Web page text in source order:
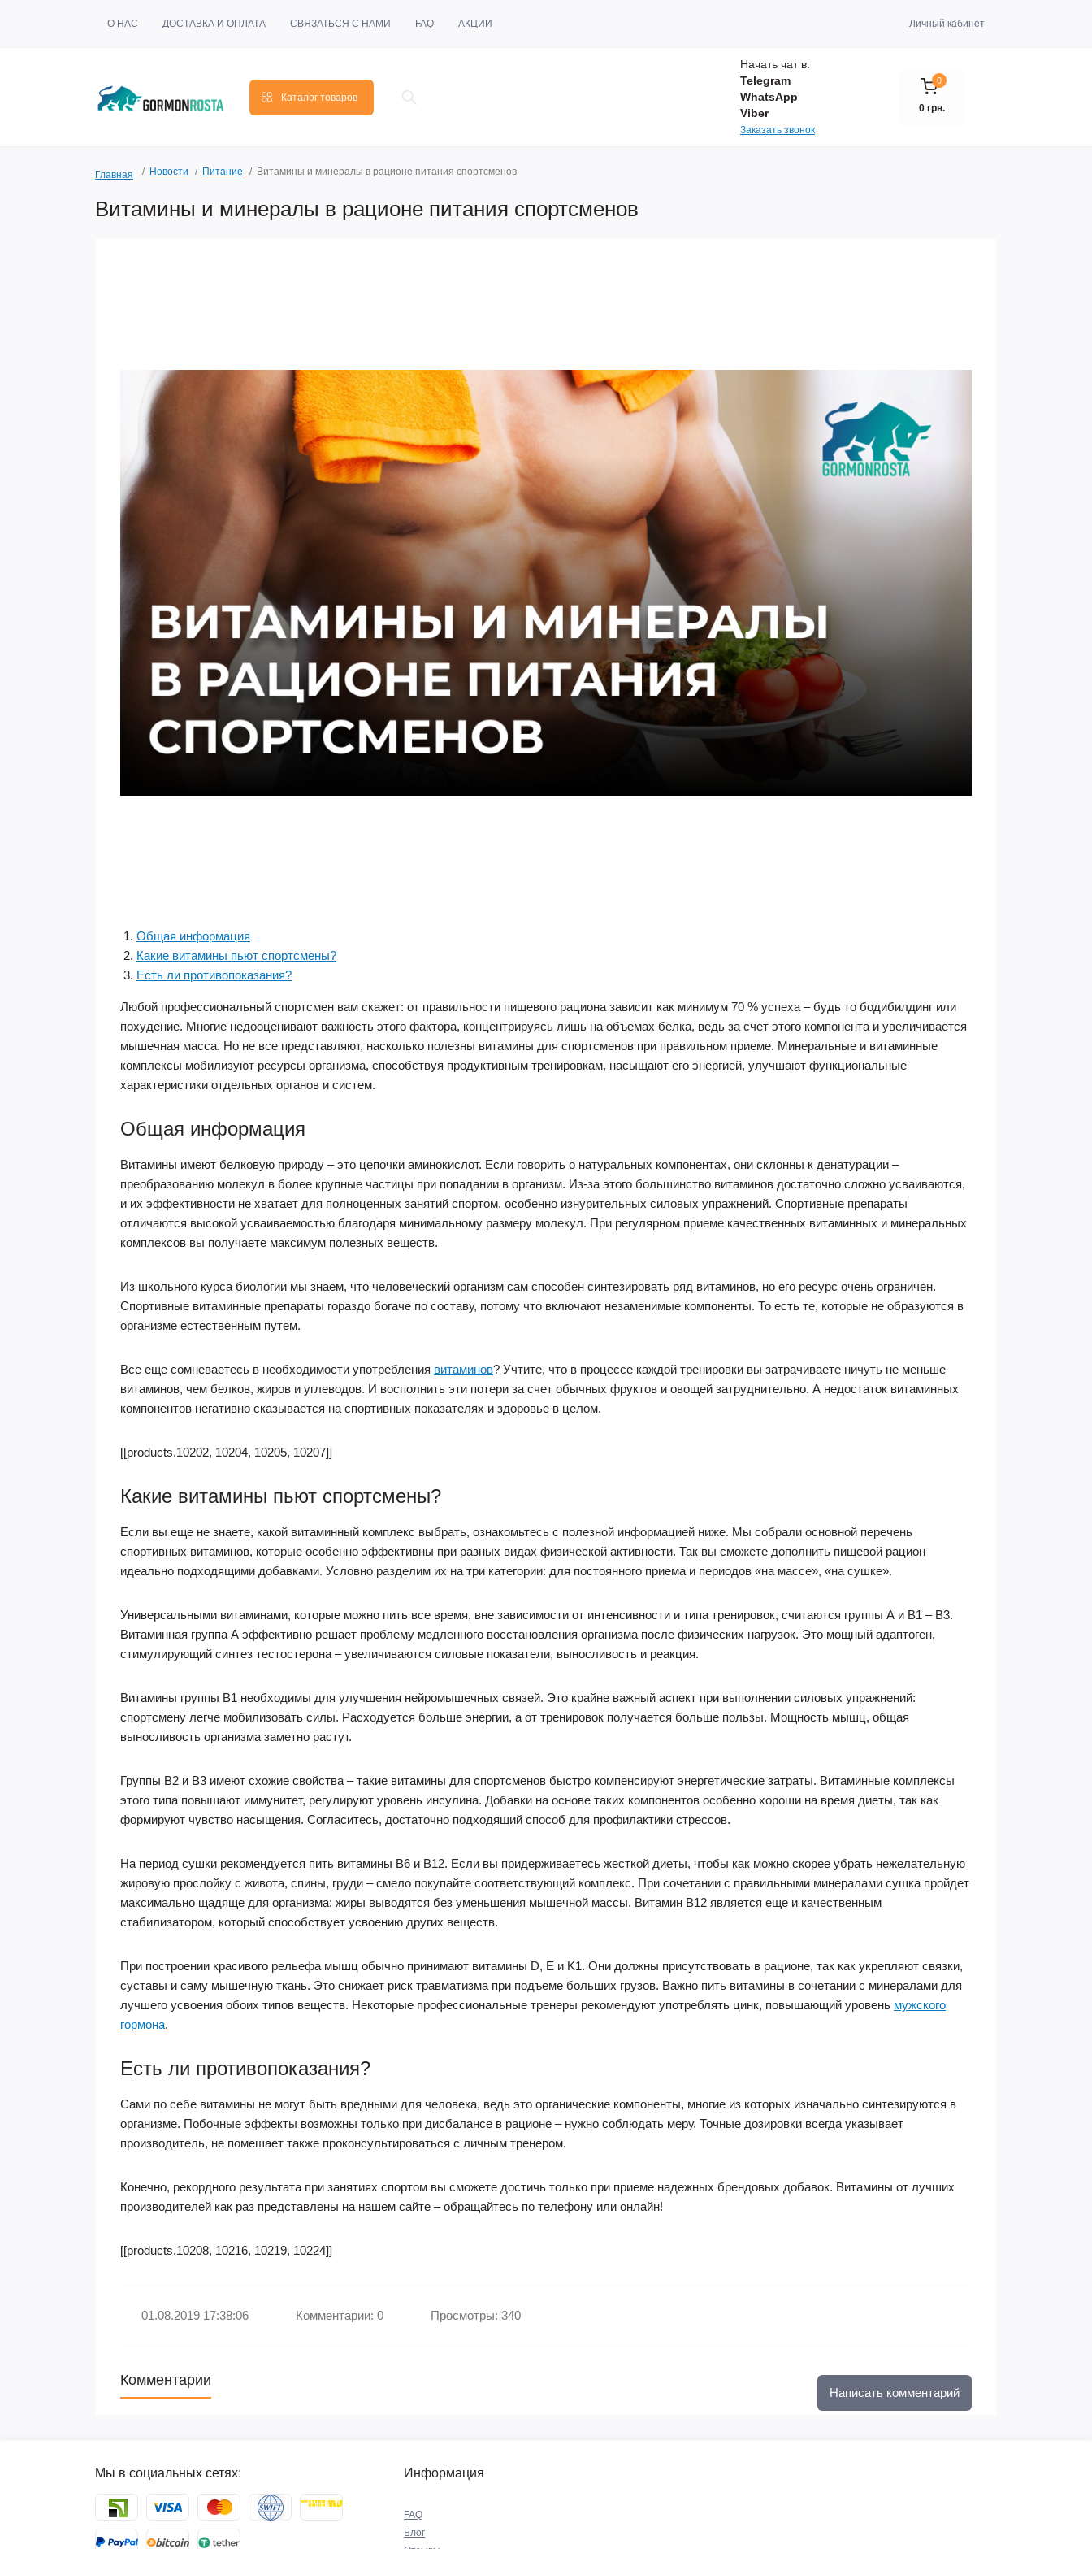
О НАС ДОСТАВКА И ОПЛАТА СВЯЗАТЬСЯ С НАМИ FAQ АКЦИИ Личный кабинет
Каталог товаров
Начать чат в:
Telegram
WhatsApp
Viber
Заказать звонок
0
0 грн.
Главная Новости Питание Витамины и минералы в рационе питания спортсменов
Витамины и минералы в рационе питания спортсменов
Общая информация
Какие витамины пьют спортсмены?
Есть ли противопоказания?
Любой профессиональный спортсмен вам скажет: от правильности пищевого рациона зависит как минимум 70 % успеха – будь то бодибилдинг или
похудение. Многие недооценивают важность этого фактора, концентрируясь лишь на объемах белка, ведь за счет этого компонента и увеличивается
мышечная масса. Но не все представляют, насколько полезны витамины для спортсменов при правильном приеме. Минеральные и витаминные
комплексы мобилизуют ресурсы организма, способствуя продуктивным тренировкам, насыщают его энергией, улучшают функциональные
характеристики отдельных органов и систем.
Общая информация
Витамины имеют белковую природу – это цепочки аминокислот. Если говорить о натуральных компонентах, они склонны к денатурации –
преобразованию молекул в более крупные частицы при попадании в организм. Из-за этого большинство витаминов достаточно сложно усваиваются,
и их эффективности не хватает для полноценных занятий спортом, особенно изнурительных силовых упражнений. Спортивные препараты
отличаются высокой усваиваемостью благодаря минимальному размеру молекул. При регулярном приеме качественных витаминных и минеральных
комплексов вы получаете максимум полезных веществ.
Из школьного курса биологии мы знаем, что человеческий организм сам способен синтезировать ряд витаминов, но его ресурс очень ограничен.
Спортивные витаминные препараты гораздо богаче по составу, потому что включают незаменимые компоненты. То есть те, которые не образуются в
организме естественным путем.
Все еще сомневаетесь в необходимости употребления витаминов? Учтите, что в процессе каждой тренировки вы затрачиваете ничуть не меньше
витаминов, чем белков, жиров и углеводов. И восполнить эти потери за счет обычных фруктов и овощей затруднительно. А недостаток витаминных
компонентов негативно сказывается на спортивных показателях и здоровье в целом.
[[products.10202, 10204, 10205, 10207]]
Какие витамины пьют спортсмены?
Если вы еще не знаете, какой витаминный комплекс выбрать, ознакомьтесь с полезной информацией ниже. Мы собрали основной перечень
спортивных витаминов, которые особенно эффективны при разных видах физической активности. Так вы сможете дополнить пищевой рацион
идеально подходящими добавками. Условно разделим их на три категории: для постоянного приема и периодов «на массе», «на сушке».
Универсальными витаминами, которые можно пить все время, вне зависимости от интенсивности и типа тренировок, считаются группы А и В1 – В3.
Витаминная группа А эффективно решает проблему медленного восстановления организма после физических нагрузок. Это мощный адаптоген,
стимулирующий синтез тестостерона – увеличиваются силовые показатели, выносливость и реакция.
Витамины группы В1 необходимы для улучшения нейромышечных связей. Это крайне важный аспект при выполнении силовых упражнений:
спортсмену легче мобилизовать силы. Расходуется больше энергии, а от тренировок получается больше пользы. Мощность мышц, общая
выносливость организма заметно растут.
Группы В2 и В3 имеют схожие свойства – такие витамины для спортсменов быстро компенсируют энергетические затраты. Витаминные комплексы
этого типа повышают иммунитет, регулируют уровень инсулина. Добавки на основе таких компонентов особенно хороши на время диеты, так как
формируют чувство насыщения. Согласитесь, достаточно подходящий способ для профилактики стрессов.
На период сушки рекомендуется пить витамины В6 и В12. Если вы придерживаетесь жесткой диеты, чтобы как можно скорее убрать нежелательную
жировую прослойку с живота, спины, груди – смело покупайте соответствующий комплекс. При сочетании с правильными минералами сушка пройдет
максимально щадяще для организма: жиры выводятся без уменьшения мышечной массы. Витамин В12 является еще и качественным
стабилизатором, который способствует усвоению других веществ.
При построении красивого рельефа мышц обычно принимают витамины D, E и K1. Они должны присутствовать в рационе, так как укрепляют связки,
суставы и саму мышечную ткань. Это снижает риск травматизма при подъеме больших грузов. Важно пить витамины в сочетании с минералами для
лучшего усвоения обоих типов веществ. Некоторые профессиональные тренеры рекомендуют употреблять цинк, повышающий уровень мужского
гормона.
Есть ли противопоказания?
Сами по себе витамины не могут быть вредными для человека, ведь это органические компоненты, многие из которых изначально синтезируются в
организме. Побочные эффекты возможны только при дисбалансе в рационе – нужно соблюдать меру. Точные дозировки всегда указывает
производитель, не помешает также проконсультироваться с личным тренером.
Конечно, рекордного результата при занятиях спортом вы сможете достичь только при приеме надежных брендовых добавок. Витамины от лучших
производителей как раз представлены на нашем сайте – обращайтесь по телефону или онлайн!
[[products.10208, 10216, 10219, 10224]]
01.08.2019 17:38:06 Комментарии: 0 Просмотры: 340
Комментарии
Написать комментарий
Мы в социальных сетях: Информация
FAQ
Блог